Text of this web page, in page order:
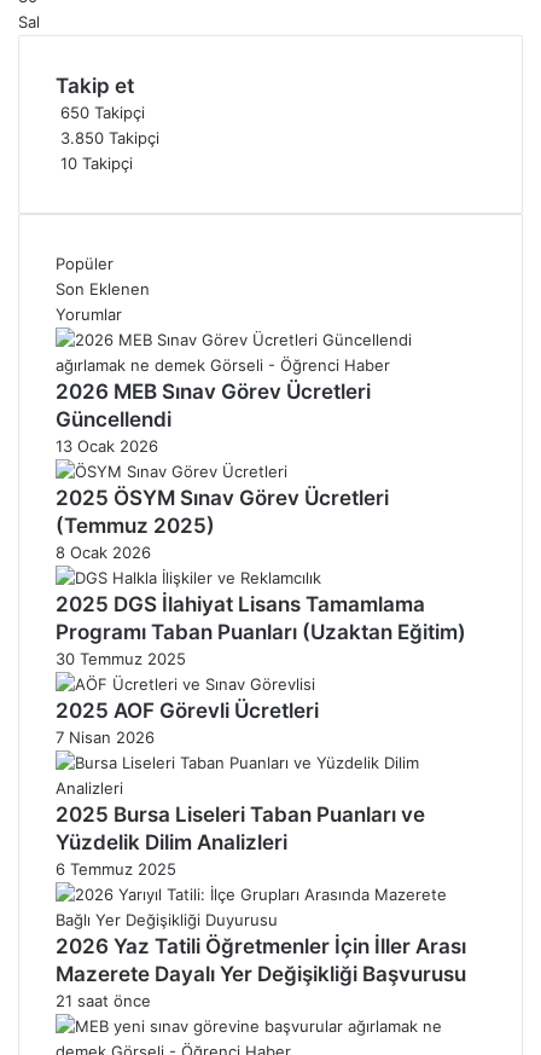
Sal
Takip et
650 Takipçi
3.850 Takipçi
10 Takipçi
Popüler
Son Eklenen
Yorumlar
2026 MEB Sınav Görev Ücretleri
Güncellendi
13 Ocak 2026
2025 ÖSYM Sınav Görev Ücretleri
(Temmuz 2025)
8 Ocak 2026
2025 DGS İlahiyat Lisans Tamamlama
Programı Taban Puanları (Uzaktan Eğitim)
30 Temmuz 2025
2025 AOF Görevli Ücretleri
7 Nisan 2026
2025 Bursa Liseleri Taban Puanları ve
Yüzdelik Dilim Analizleri
6 Temmuz 2025
2026 Yaz Tatili Öğretmenler İçin İller Arası
Mazerete Dayalı Yer Değişikliği Başvurusu
21 saat önce